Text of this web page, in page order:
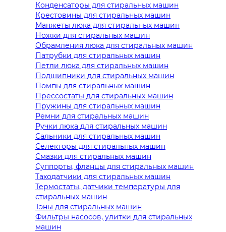
Конденсаторы для стиральных машин
Крестовины для стиральных машин
Манжеты люка для стиральных машин
Ножки для стиральных машин
Обрамления люка для стиральных машин
Патрубки для стиральных машин
Петли люка для стиральных машин
Подшипники для стиральных машин
Помпы для стиральных машин
Прессостаты для стиральных машин
Пружины для стиральных машин
Ремни для стиральных машин
Ручки люка для стиральных машин
Сальники для стиральных машин
Селекторы для стиральных машин
Смазки для стиральных машин
Суппорты, фланцы для стиральных машин
Таходатчики для стиральных машин
Термостаты, датчики температуры для
стиральных машин
Тэны для стиральных машин
Фильтры насосов, улитки для стиральных
машин